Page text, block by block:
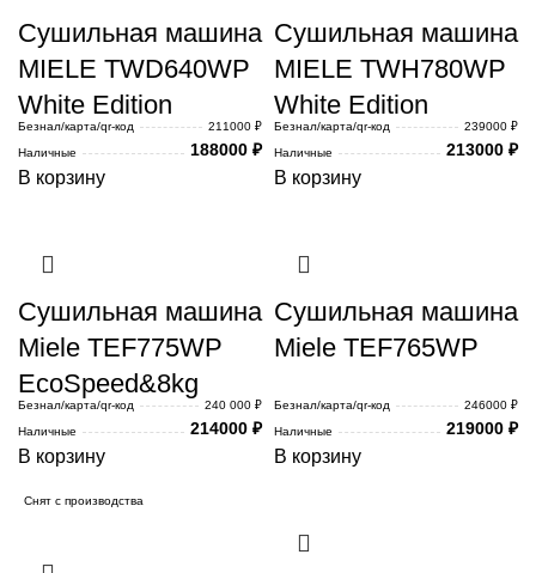
Сушильная машина
MIELE TWD640WP
White Edition
Безнал/карта/qr-код
211000 ₽
Наличные
188000 ₽
В корзину
Сушильная машина
MIELE TWH780WP
White Edition
Безнал/карта/qr-код
239000 ₽
Наличные
213000 ₽
В корзину
Сушильная машина
Miele TEF775WP
EcoSpeed&8kg
Безнал/карта/qr-код
240 000 ₽
Наличные
214000 ₽
В корзину
Сушильная машина
Miele TEF765WP
Безнал/карта/qr-код
246000 ₽
Наличные
219000 ₽
В корзину
Снят с производства